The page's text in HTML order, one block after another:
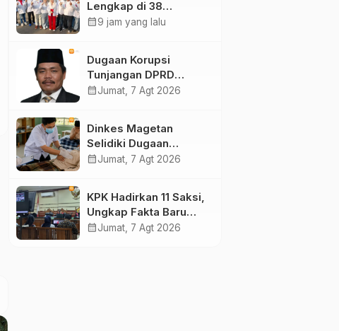
Lengkap di 38
Kabupaten/Kota Jatim
calendar_month9 jam yang lalu
Dugaan Korupsi
Tunjangan DPRD
Ponorogo Jadi Alarm,
Kelola Administrasi
calendar_monthJumat, 7 Agt 2026
Dinkes Magetan
Selidiki Dugaan
Lonjakan Kasus Diare
Epidemiologi
calendar_monthJumat, 7 Agt 2026
KPK Hadirkan 11 Saksi,
Ungkap Fakta Baru
Sidang Korupsi Wali
calendar_monthJumat, 7 Agt 2026